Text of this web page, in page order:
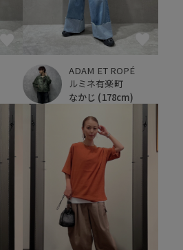
ADAM ET ROPÉ
ルミネ有楽町
なかじ (178cm)